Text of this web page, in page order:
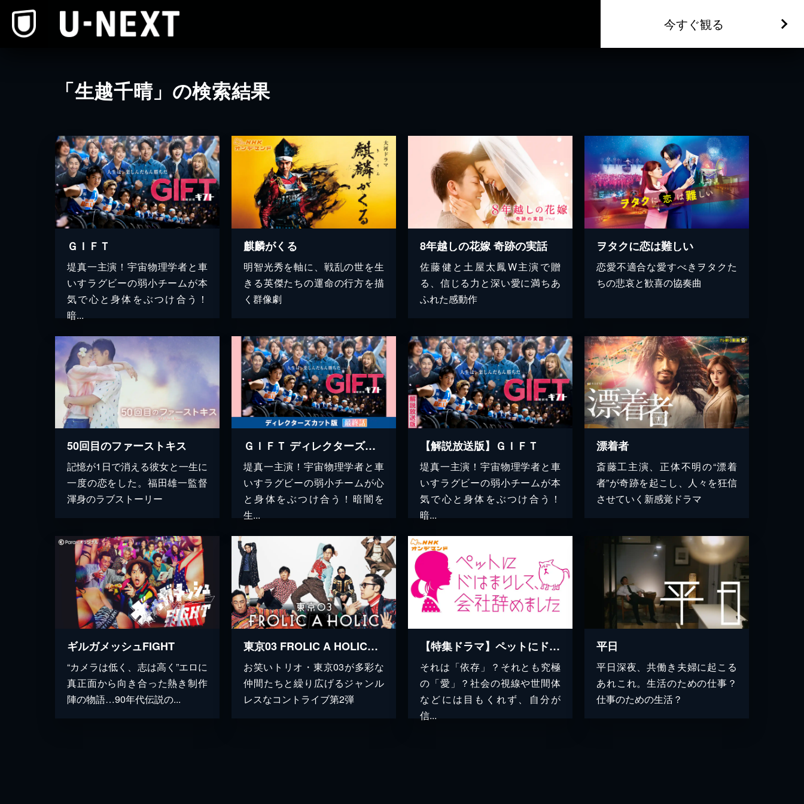
今すぐ観る
「生越千晴」の検索結果
ＧＩＦＴ
堤真一主演！宇宙物理学者と車
いすラグビーの弱小チームが本
気で心と身体をぶつけ合う！
暗...
麒麟がくる
明智光秀を軸に、戦乱の世を生
きる英傑たちの運命の行方を描
く群像劇
8年越しの花嫁 奇跡の実話
佐藤健と土屋太鳳W主演で贈
る、信じる力と深い愛に満ちあ
ふれた感動作
ヲタクに恋は難しい
恋愛不適合な愛すべきヲタクた
ちの悲哀と歓喜の協奏曲
50回目のファーストキス
記憶が1日で消える彼女と一生に
一度の恋をした。福田雄一監督
渾身のラブストーリー
ＧＩＦＴ ディレクターズカット版(最終話)
堤真一主演！宇宙物理学者と車
いすラグビーの弱小チームが心
と身体をぶつけ合う！暗闇を
生...
【解説放送版】ＧＩＦＴ
堤真一主演！宇宙物理学者と車
いすラグビーの弱小チームが本
気で心と身体をぶつけ合う！
暗...
漂着者
斎藤工主演、正体不明の“漂着
者”が奇跡を起こし、人々を狂信
させていく新感覚ドラマ
ギルガメッシュFIGHT
“カメラは低く、志は高く”エロに
真正面から向き合った熱き制作
陣の物語…90年代伝説の...
東京03 FROLIC A HOLIC「何が格好いいのか、まだ分からない。」
お笑いトリオ・東京03が多彩な
仲間たちと繰り広げるジャンル
レスなコントライブ第2弾
【特集ドラマ】ペットにドはまりして、会社辞めました
それは「依存」？それとも究極
の「愛」？社会の視線や世間体
などには目もくれず、自分が
信...
平日
平日深夜、共働き夫婦に起こる
あれこれ。生活のための仕事？
仕事のための生活？